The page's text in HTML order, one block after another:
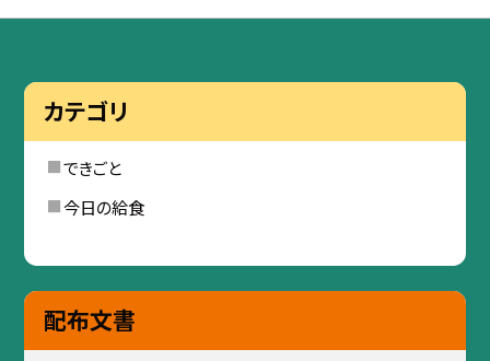
カテゴリ
できごと
今日の給食
配布文書